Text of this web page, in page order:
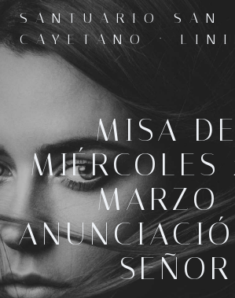
al
contenido
SANTUARIO SAN
CAYETANO ·
MISA
MIÉRCOLES
MARZO
SEÑOR